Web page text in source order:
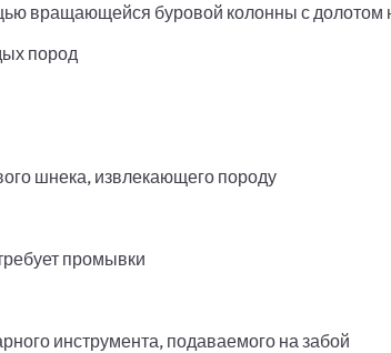
вращающейся буровой колонны с долотом
пород
шнека, извлекающего породу
промывки
инструмента, подаваемого на забой